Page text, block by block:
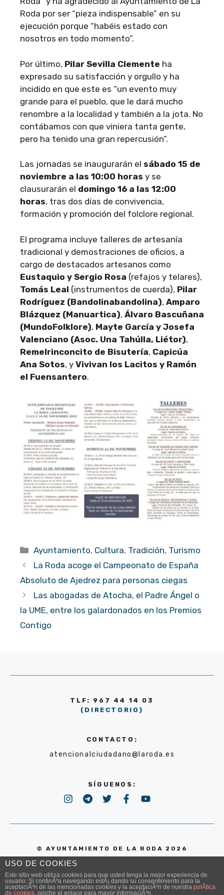
Roda por ser “pieza indispensable” en su
ejecución porque “habéis estado con
nosotros en todo momento”.
Por último, Pilar Sevilla Clemente ha
expresado su satisfacción y orgullo y ha
incidido en que este es “un evento muy
grande para el pueblo, que le dará mucho
renombre a la localidad y también a la jota. No
contábamos con que viniera tanta gente,
pero ha tenido una gran repercusión”.
Las jornadas se inaugurarán el sábado 15 de
noviembre a las 10:00 horas y se
clausurarán el domingo 16 a las 12:00
horas, tras dos días de convivencia,
formación y promoción del folclore regional.
El programa incluye talleres de artesanía
tradicional y demostraciones de oficios, a
cargo de destacados artesanos como
Eustaquio y Sergio Rosa (refajos y telares),
Tomás Leal (instrumentos de cuerda), Pilar
Rodríguez (Bandolinabandolina), Amparo
Blázquez (Manuartica), Álvaro Bascuñana
(MundoFolklore), Mayte García y Josefa
Valenciano (Asoc. Una Tahúlla, Liétor),
Remelrinconcito de Bisutería, Capicúa
Ana Sotos, y Vivivan los Lacitos y Ramón
el Fuensantero.
Categorías
Ayuntamiento, Cultura, Tradición, Turismo
La Roda acoge el Campeonato de España
Absoluto de Ajedrez para personas ciegas
Las abogadas de Atocha, el Padre Ángel o
la UME, entre los galardonados en los Premios
Contigo
TLF: 967 44 14 03
(DIRECTORIO)
CONTACTO:
atencionalciudadano@laroda.es
SÍGUENOS:
© AYUNTAMIENTO DE LA RODA 2026
POLÍTICA DE PRIVACIDAD
USO DE COOKIES
Este sitio web utiliza cookies para que usted tenga la mejor experiencia de
usuario. Si continÃºa navegando estÃ¡ dando su consentimiento para la
aceptaciÃ³n de las mencionadas cookies y la aceptaciÃ³n de nuestra polÃ­tica
de cookies, pinche el enlace para mayor informaciÃ³n.